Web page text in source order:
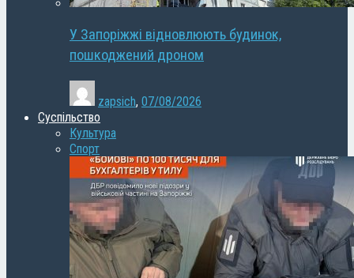
У Запоріжжі відновлюють будинок,
пошкоджений дроном
zapsich, 07/08/2026
Суспільство
Культура
Спорт